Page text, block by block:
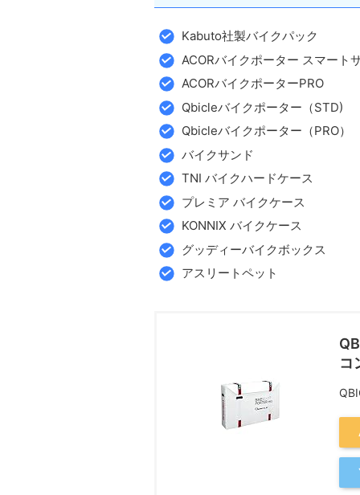
Kabuto社製バイクパック
ACORバイクポーター スマート
ACORバイクポーターPRO
Qbicleバイクポーター（STD)
Qbicleバイクポーター（PRO）
バイクサンド
TNI バイクハードケース
プレミア バイクケース
KONNIX バイクケース
グッディーバイクボックス
アスリートペット
コ